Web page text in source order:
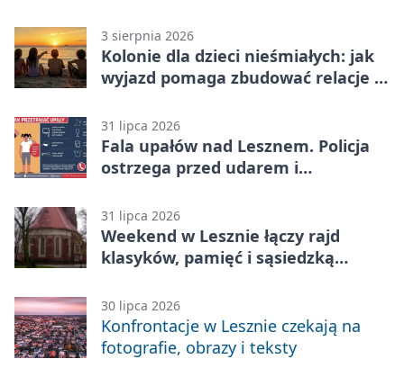
3 sierpnia 2026
Kolonie dla dzieci nieśmiałych: jak
wyjazd pomaga zbudować relacje z
31 lipca 2026
Fala upałów nad Lesznem. Policja
ostrzega przed udarem i
31 lipca 2026
Weekend w Lesznie łączy rajd
klasyków, pamięć i sąsiedzką
30 lipca 2026
Konfrontacje w Lesznie czekają na
fotografie, obrazy i teksty